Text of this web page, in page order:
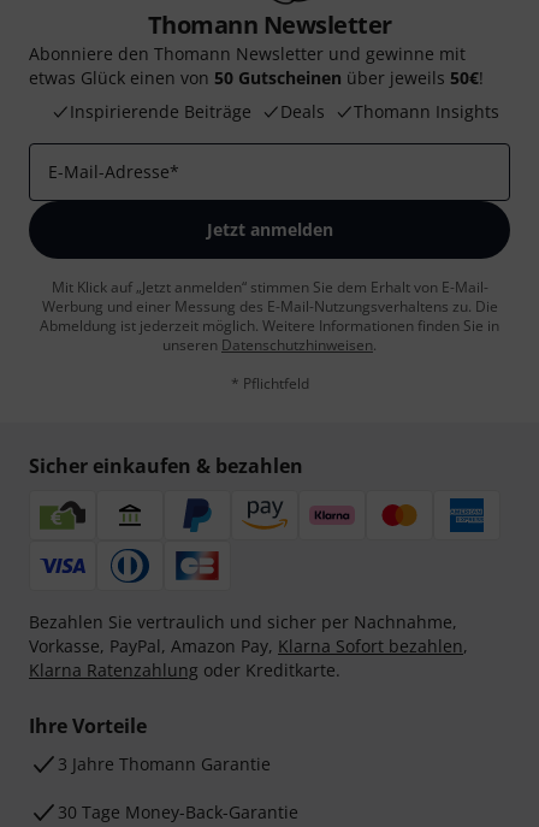
Thomann Newsletter
Abonniere den Thomann Newsletter und gewinne mit
etwas Glück einen von 50 Gutscheinen über jeweils 50€!
Inspirierende Beiträge
Deals Thomann Insights
E-Mail-Adresse*
Jetzt anmelden
Mit Klick auf „Jetzt anmelden“ stimmen Sie dem Erhalt von E-Mail-
Werbung und einer Messung des E-Mail-Nutzungsverhaltens zu. Die
Abmeldung ist jederzeit möglich. Weitere Informationen finden Sie in
unseren Datenschutzhinweisen.
* Pflichtfeld
Sicher einkaufen & bezahlen
Bezahlen Sie vertraulich und sicher per Nachnahme,
Vorkasse, PayPal, Amazon Pay, Klarna Sofort bezahlen,
Klarna Ratenzahlung oder Kreditkarte.
Ihre Vorteile
3 Jahre Thomann Garantie
30 Tage Money-Back-Garantie